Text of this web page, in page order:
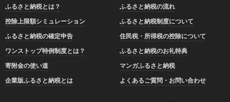
ふるさと納税とは？
ふるさと納税の流れ
控除上限額シミュレーション
ふるさと納税制度について
ふるさと納税の確定申告
住民税・所得税の控除について
ワンストップ特例制度とは？
ふるさと納税のお礼特典
寄附金の使い道
マンガふるさと納税
企業版ふるさと納税とは
よくあるご質問・お問い合わせ